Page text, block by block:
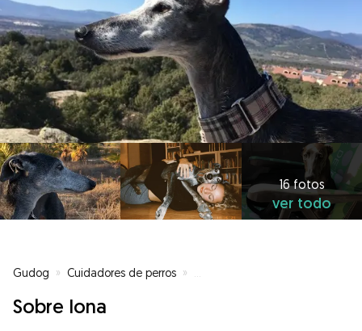
16 fotos
ver todo
Gudog » Cuidadores de perros »
Sobre Iona